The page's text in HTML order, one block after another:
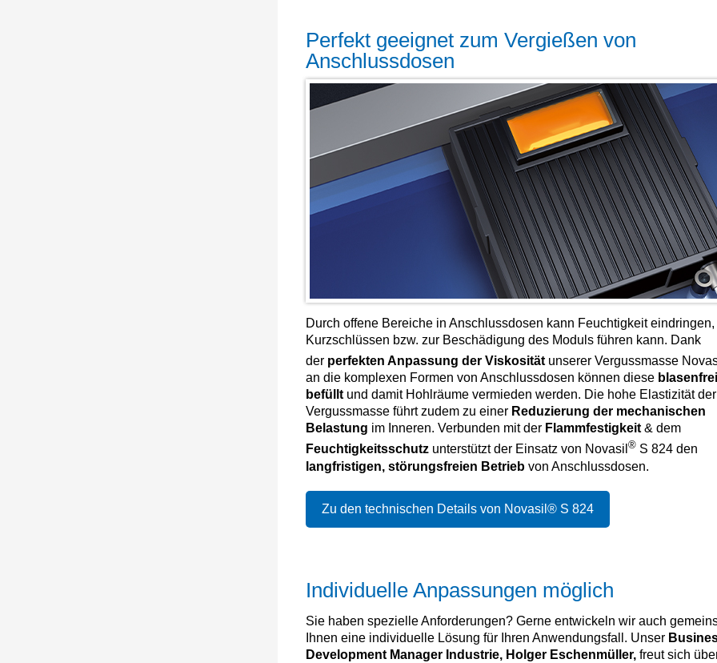
Perfekt geeignet zum Vergießen von
Anschlussdosen
Durch offene Bereiche in Anschlussdosen kann Feuchtigkeit
Kurzschlüssen bzw. zur Beschädigung des Moduls führen kann. Dank
der perfekten Anpassung der Viskosität unserer Vergussmasse
an die komplexen Formen von Anschlussdosen können diese blasenfrei
befüllt und damit Hohlräume vermieden werden. Die hohe Elastizität der
Vergussmasse führt zudem zu einer Reduzierung der mechanischen
Belastung im Inneren. Verbunden mit der Flammfestigkeit & dem
Feuchtigkeitsschutz unterstützt der Einsatz von Novasil ® S 824 den
langfristigen, störungsfreien Betrieb von Anschlussdosen.
Zu den technischen Details von Novasil® S 824
Individuelle Anpassungen möglich
Sie haben spezielle Anforderungen? Gerne entwickeln wir auch
Ihnen eine individuelle Lösung für Ihren Anwendungsfall. Unser
Development Manager Industrie, Holger Eschenmüller, freut sich